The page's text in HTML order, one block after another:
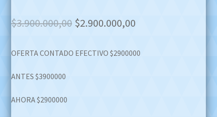
$3.900.000,00 Original
was:
$2.900.000,00Current
is:
OFERTA CONTADO EFECTIVO $2900000
ANTES $3900000
AHORA $2900000